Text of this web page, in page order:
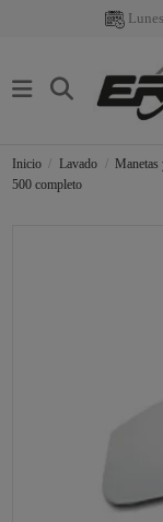
Inicio Lavado Manetas
500 completo